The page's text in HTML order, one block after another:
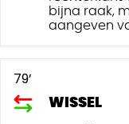
bijna raak,
aangeven
79’
WISSEL